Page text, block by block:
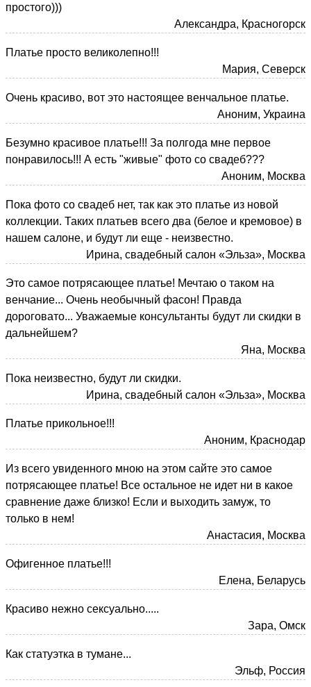
простого)))
Александра, Красногорск
Платье просто великолепно!!!
Мария, Северск
Очень красиво, вот это настоящее венчальное платье.
Аноним, Украина
Безумно красивое платье!!! За полгода мне первое
понравилось!!! А есть "живые" фото со свадеб???
Аноним, Москва
Пока фото со свадеб нет, так как это платье из новой
коллекции. Таких платьев всего два (белое и кремовое) в
нашем салоне, и будут ли еще - неизвестно.
Ирина, свадебный салон «Эльза», Москва
Это самое потрясающее платье! Мечтаю о таком на
венчание... Очень необычный фасон! Правда
дороговато... Уважаемые консультанты будут ли скидки в
дальнейшем?
Яна, Москва
Пока неизвестно, будут ли скидки.
Ирина, свадебный салон «Эльза», Москва
Платье прикольное!!!
Аноним, Краснодар
Из всего увиденного мною на этом сайте это самое
потрясающее платье! Все остальное не идет ни в какое
сравнение даже близко! Если и выходить замуж, то
только в нем!
Анастасия, Москва
Офигенное платье!!!
Елена, Беларусь
Красиво нежно сексуально.....
Зара, Омск
Как статуэтка в тумане...
Эльф, Россия